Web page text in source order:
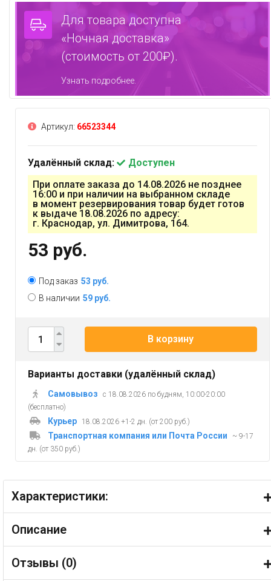
Для товара доступна
«Ночная доставка»
(стоимость от 200₽).
Узнать подробнее.
Артикул: 66523344
Удалённый склад:
Доступен
При оплате заказа до 14.08.2026 не позднее
16:00 и при наличии на выбранном складе
в момент резервирования товар будет готов
к выдаче 18.08.2026 по адресу:
г. Краснодар, ул. Димитрова, 164.
53 руб.
Под заказ 53 руб.
В наличии 59 руб.
В корзину
Варианты доставки (удалённый склад)
Самовывоз
с 18.08.2026 по будням, 10:00-20:00
(бесплатно)
Курьер 18.08.2026 +1-2 дн. (от 200 руб.)
Транспортная компания или Почта России
~ 9-17
дн. (от 350 руб.)
Характеристики:
Описание
Отзывы (0)